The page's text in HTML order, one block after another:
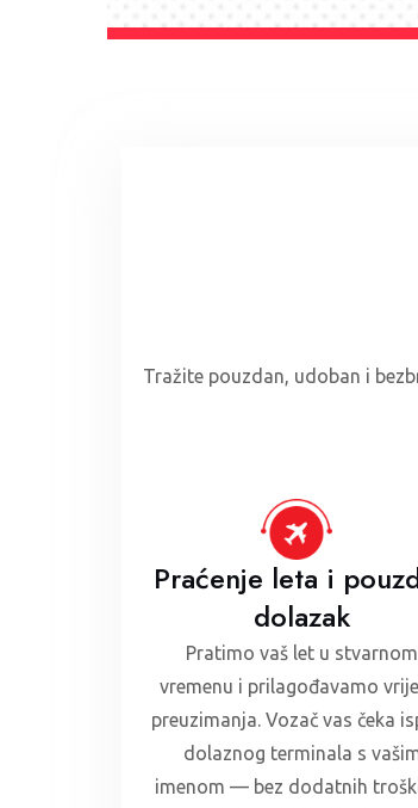
Tražite pouzdan, udoban i
Praćenje leta i
dolazak
Pratimo vaš let u stvarnom
vremenu i prilagođavamo
preuzimanja. Vozač vas čeka
dolaznog terminala s
imenom — bez dodatnih